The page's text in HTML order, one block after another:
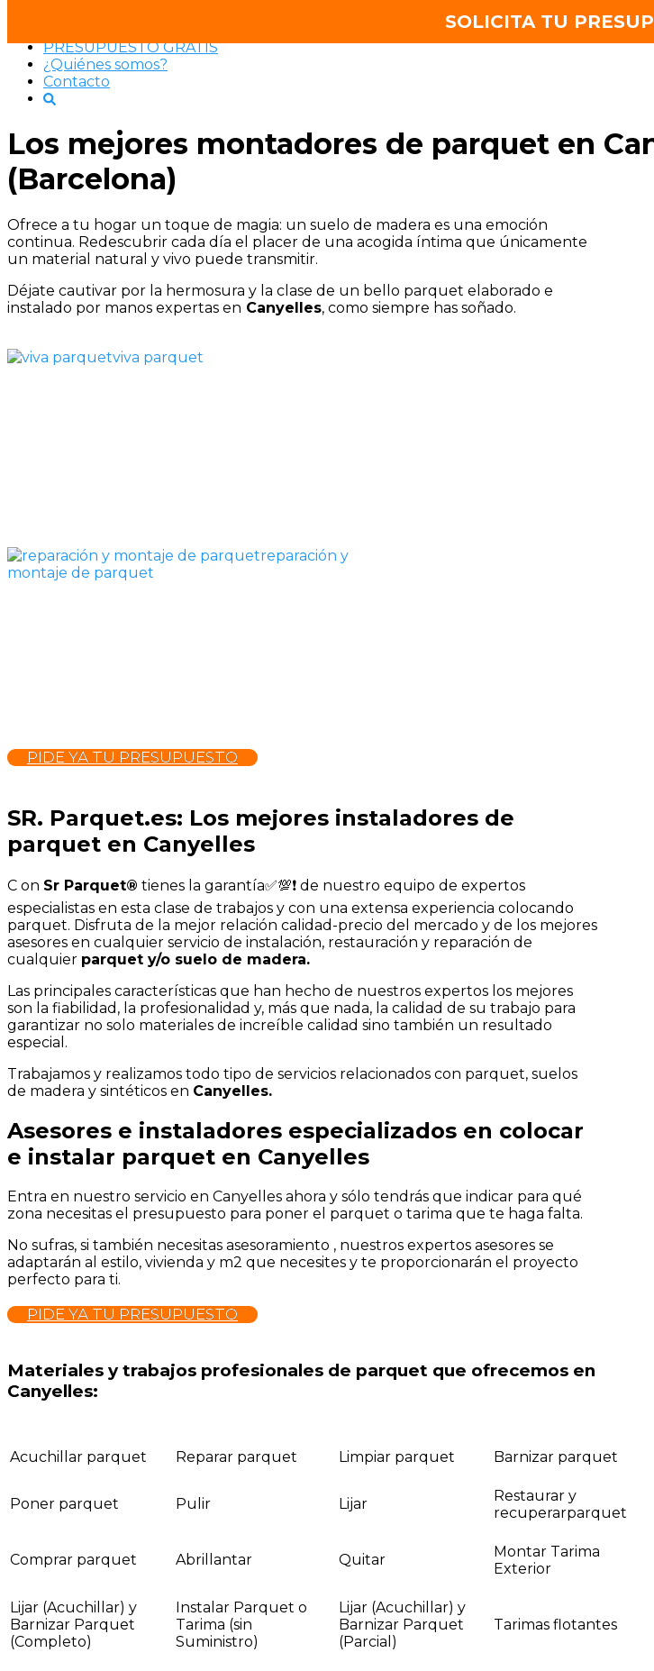
contenidoPRESUPUESTO GRATIS
¿Quiénes somos?
Contacto
Los mejores montadores de parquet en
(Barcelona)
Ofrece a tu hogar un toque de magia: un suelo de madera es una emoción
continua. Redescubrir cada día el placer de una acogida íntima que únicamente
un material natural y vivo puede transmitir.
Déjate cautivar por la hermosura y la clase de un bello parquet elaborado e
instalado por manos expertas en Canyelles, como siempre has soñado.
viva parquet
reparación y
montaje de parquet
PIDE YA TU PRESUPUESTO
SR. Parquet.es: Los mejores instaladores de
parquet en Canyelles
C on Sr Parquet® tienes la garantía✅💯❗ de nuestro equipo de expertos
especialistas en esta clase de trabajos y con una extensa experiencia colocando
parquet. Disfruta de la mejor relación calidad-precio del mercado y de los mejores
asesores en cualquier servicio de instalación, restauración y reparación de
cualquier parquet y/o suelo de madera.
Las principales características que han hecho de nuestros expertos los mejores
son la fiabilidad, la profesionalidad y, más que nada, la calidad de su trabajo para
garantizar no solo materiales de increíble calidad sino también un resultado
especial.
Trabajamos y realizamos todo tipo de servicios relacionados con parquet, suelos
de madera y sintéticos en Canyelles.
Asesores e instaladores especializados en colocar
e instalar parquet en Canyelles
Entra en nuestro servicio en Canyelles ahora y sólo tendrás que indicar para qué
zona necesitas el presupuesto para poner el parquet o tarima que te haga falta.
No sufras, si también necesitas asesoramiento , nuestros expertos asesores se
adaptarán al estilo, vivienda y m2 que necesites y te proporcionarán el proyecto
perfecto para ti.
PIDE YA TU PRESUPUESTO
Materiales y trabajos profesionales de parquet que ofrecemos en
Canyelles:
Acuchillar parquet Reparar parquet Limpiar parquet Barnizar parquet
Poner parquet Pulir Lijar
Restaurar y
recuperarparquet
Comprar parquet Abrillantar Quitar
Montar Tarima
Exterior
Lijar (Acuchillar) y
Barnizar Parquet
(Completo)
Instalar Parquet o
Tarima (sin
Suministro)
Lijar (Acuchillar) y
Barnizar Parquet
(Parcial)
Tarimas flotantes
SOLICITA TU